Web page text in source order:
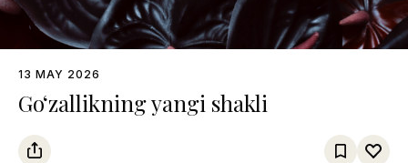
13 MAY 2026
Go‘zallikning yangi shakli